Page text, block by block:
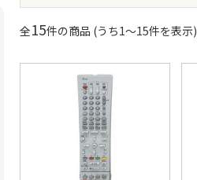
全15件の商品 (うち1〜15件を表示)